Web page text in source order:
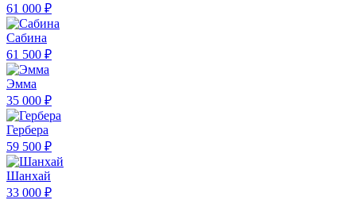
61 000 ₽
Сабина
61 500 ₽
Эмма
35 000 ₽
Гербера
59 500 ₽
Шанхай
33 000 ₽